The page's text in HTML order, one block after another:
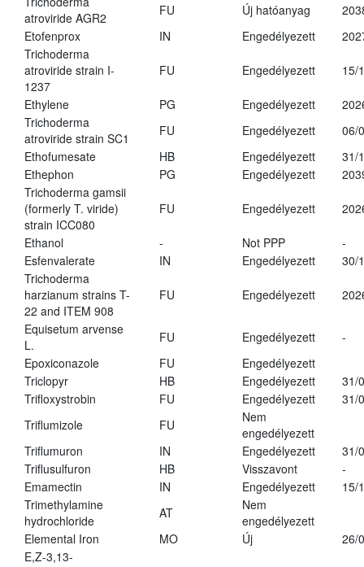
atroviride AGR2
FU Új hatóanyag
Etofenprox
IN Engedélyezett
Trichoderma
atroviride strain I-
1237
FU Engedélyezett 15/
Ethylene PG Engedélyezett
Trichoderma
atroviride strain SC1
FU Engedélyezett
06/
Ethofumesate
HB Engedélyezett
31/
Ethephon
PG Engedélyezett
Trichoderma gamsii
(formerly T. viride)
strain ICC080
FU Engedélyezett
Ethanol - Not PPP
-
Esfenvalerate
IN Engedélyezett
30/
Trichoderma
harzianum strains T-
22 and ITEM 908
FU Engedélyezett
Equisetum arvense
L.
FU Engedélyezett
-
Epoxiconazole
FU
Engedélyezett
Triclopyr
HB Engedélyezett
31/
Trifloxystrobin
FU Engedélyezett
31/
Triflumizole
FU
Nem
engedélyezett
Triflumuron
IN Engedélyezett
31/
Triflusulfuron
HB Visszavont
-
Emamectin
IN Engedélyezett
15/
Trimethylamine
hydrochloride
AT
Nem
engedélyezett
Elemental Iron
MO Új
26/
E,Z-3,13-